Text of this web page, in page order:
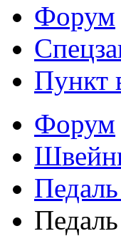
Форум
Пункт
Форум